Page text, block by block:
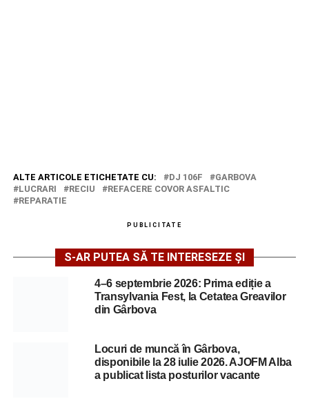
ALTE ARTICOLE ETICHETATE CU: DJ 106F
GARBOVA
LUCRARI
RECIU
REFACERE COVOR ASFALTIC
REPARATIE
PUBLICITATE
S-AR PUTEA SĂ TE INTERESEZE ȘI
4–6 septembrie 2026: Prima ediție a
Transylvania Fest, la Cetatea Greavilor
din Gârbova
Locuri de muncă în Gârbova,
disponibile la 28 iulie 2026. AJOFM Alba
a publicat lista posturilor vacante